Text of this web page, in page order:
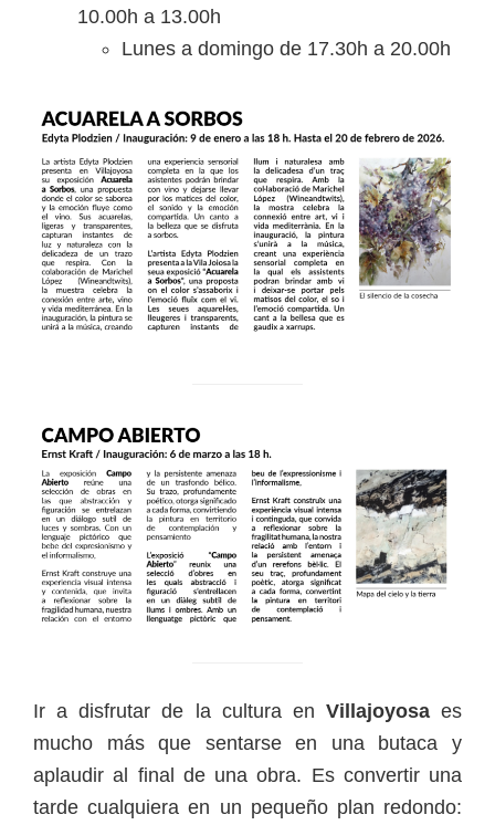
10.00h a 13.00h
Lunes a domingo de 17.30h a 20.00h
Ir a disfrutar de la cultura en Villajoyosaes
mucho más que sentarse en una butaca y
aplaudir al final de una obra. Es convertir una
tarde cualquiera en un pequeño plan redondo: